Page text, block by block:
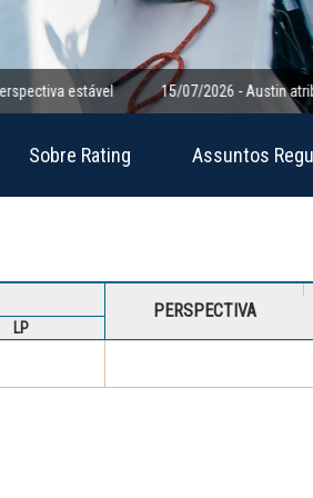
estável 15/07/2026 - Austin atribui o
Sobre Rating Assuntos
PERSPECTIVA
LP